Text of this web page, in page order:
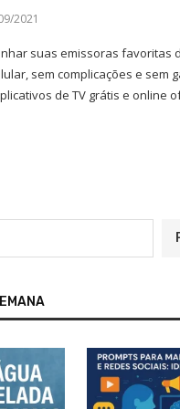
2021
suas emissoras favoritas
sem complicações e sem
de TV grátis e online